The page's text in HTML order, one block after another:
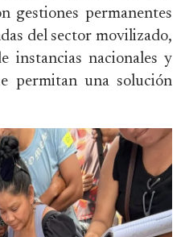
gestiones permanentes
del sector movilizado,
instancias nacionales y
permitan una solución